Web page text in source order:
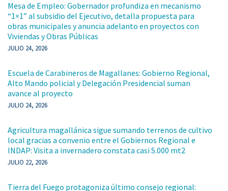
Mesa de Empleo: Gobernador profundiza en mecanismo
“1×1” al subsidio del Ejecutivo, detalla propuesta para
obras municipales y anuncia adelanto en proyectos con
Viviendas y Obras Públicas
JULIO 24, 2026
Escuela de Carabineros de Magallanes: Gobierno Regional,
Alto Mando policial y Delegación Presidencial suman
avance al proyecto
JULIO 24, 2026
Agricultura magallánica sigue sumando terrenos de cultivo
local gracias a convenio entre el Gobiernos Regional e
INDAP: Visita a invernadero constata casi 5.000 mt2
JULIO 22, 2026
Tierra del Fuego protagoniza último consejo regional: